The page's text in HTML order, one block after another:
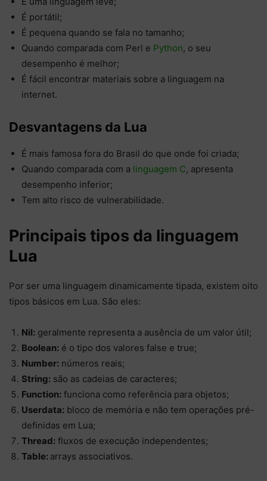
É portátil;
É pequena quando se fala no tamanho;
Quando comparada com Perl e Python, o seu
desempenho é melhor;
É fácil encontrar materiais sobre a linguagem na
internet.
Desvantagens da Lua
É mais famosa fora do Brasil do que onde foi criada;
Quando comparada com a linguagem C, apresenta
desempenho inferior;
Tem alto risco de vulnerabilidade.
Principais tipos da linguagem
Lua
Por ser uma linguagem dinamicamente tipada, existem oito
tipos básicos em Lua. São eles:
Nil: geralmente representa a ausência de um valor útil;
Boolean: é o tipo dos valores false e true;
Number: números reais;
String: são as cadeias de caracteres;
Function: funciona como referência para objetos;
Userdata: bloco de memória e não tem operações pré-
definidas em Lua;
Thread: fluxos de execução independentes;
Table: arrays associativos.